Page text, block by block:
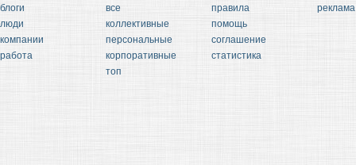
блоги
люди
компании
работа
все
коллективные
персональные
корпоративные
топ
правила
помощь
соглашение
статистика
реклама